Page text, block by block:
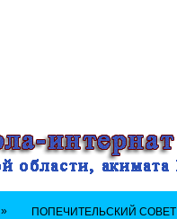
» ПОПЕЧИТЕЛЬСКИЙ СОВЕТ